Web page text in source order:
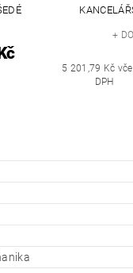
+
5 201,79 Kč
DPH